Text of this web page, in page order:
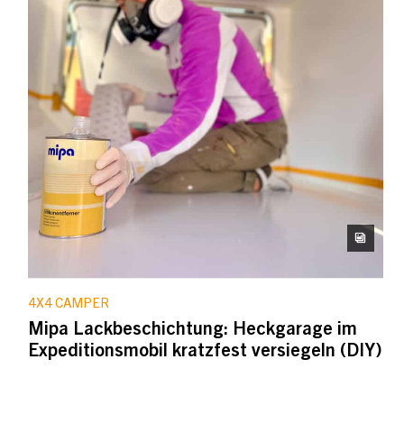
4X4 CAMPER
Mipa Lackbeschichtung: Heckgarage im
Expeditionsmobil kratzfest versiegeln (DIY)